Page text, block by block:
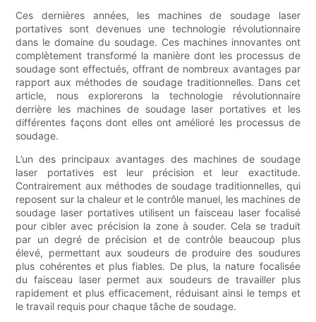
Ces dernières années, les machines de soudage laser
portatives sont devenues une technologie révolutionnaire
dans le domaine du soudage. Ces machines innovantes ont
complètement transformé la manière dont les processus de
soudage sont effectués, offrant de nombreux avantages par
rapport aux méthodes de soudage traditionnelles. Dans cet
article, nous explorerons la technologie révolutionnaire
derrière les machines de soudage laser portatives et les
différentes façons dont elles ont amélioré les processus de
soudage.
L’un des principaux avantages des machines de soudage
laser portatives est leur précision et leur exactitude.
Contrairement aux méthodes de soudage traditionnelles, qui
reposent sur la chaleur et le contrôle manuel, les machines de
soudage laser portatives utilisent un faisceau laser focalisé
pour cibler avec précision la zone à souder. Cela se traduit
par un degré de précision et de contrôle beaucoup plus
élevé, permettant aux soudeurs de produire des soudures
plus cohérentes et plus fiables. De plus, la nature focalisée
du faisceau laser permet aux soudeurs de travailler plus
rapidement et plus efficacement, réduisant ainsi le temps et
le travail requis pour chaque tâche de soudage.